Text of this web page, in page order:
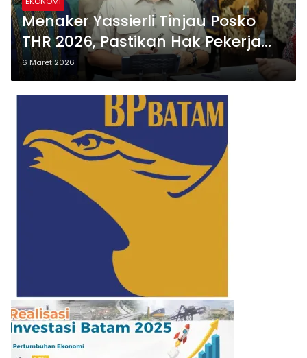
Menaker Yassierli Tinjau Posko
THR 2026, Pastikan Hak Pekerja
Aman Jelang Lebaran
6 Maret 2026